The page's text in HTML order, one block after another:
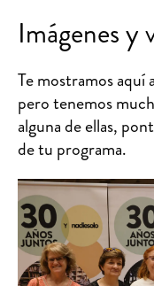
Imágenes y
Te mostramos aquí
pero tenemos
alguna de ellas,
de tu programa.